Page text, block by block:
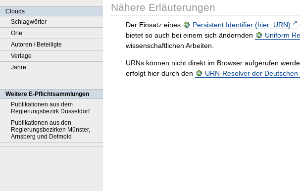
Clouds
Schlagwörter
Orte
Autoren / Beteiligte
Verlage
Jahre
Weitere E-Pflichtsammlungen
Publikationen aus dem
Regierungsbezirk Düsseldorf
Publikationen aus den
Regierungsbezirken Münster,
Arnsberg und Detmold
Nähere Erläuterungen
Der Einsatz eines Persistent Identifier (hier: URN)
bietet so auch bei einem sich ändernden
Uniform
wissenschaftlichen Arbeiten.
URNs können nicht direkt im Browser aufgerufen
erfolgt hier durch den
URN-Resolver der